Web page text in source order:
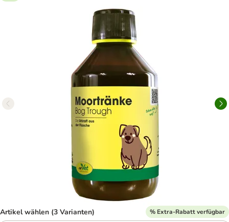
Artikel wählen (3 Varianten) % Extra-Rabatt verfügbar